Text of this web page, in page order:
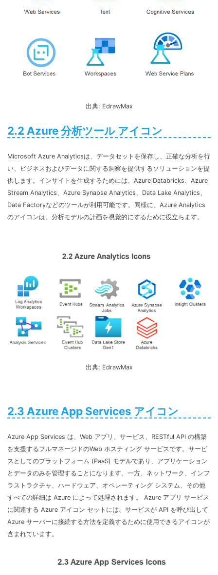
出典: EdrawMax
2.2 Azure 分析ツール アイコン
Microsoft Azure Analyticsは、データセットを保存し、正確な分析を行
い、ビジネスおよびデータに関する洞察を提供するソリューションを提
供します。インサイトを生成するためには、Azure Databricks、Azure
Stream Analytics、Azure Synapse Analytics、Data Lake Analytics、
Data Factoryなどのツールが利用可能です。同様に、Azure Analytics
のアイコンは、分析モデルの計画を視覚的にするために役立ちます。
出典: EdrawMax
2.3 Azure App Services アイコン
Azure App Services は、Web アプリ、サービス、RESTful API の構築
を支援するフルマネージドのWeb ホスティング サービスです。サービ
スとしてのプラットフォーム (PaaS) モデルであり、アプリケーション
とデータのみを管理することになります。一方、ネットワーク、インフ
ラストラクチャ、ハードウェア、オペレーティング システム、その他
すべての詳細は Azure によって処理されます。 Azure アプリ サービス
に関連する Azure アイコン セットには、サービスが API を呼び出して
Azure サーバーに接続する方法を定義するために使用できるアイコンが
含まれています。